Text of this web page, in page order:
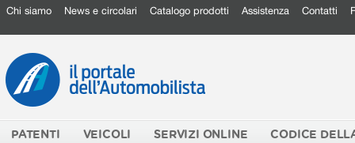
Chi siamo News e circolari Catalogo prodotti Assistenza Contatti
PATENTI VEICOLI SERVIZI ONLINE CODICE